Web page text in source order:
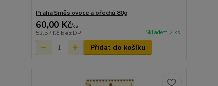
Praha Směs ovoce a ořechů 80g
60,00 Kč/ks
53,57 Kč bez DPH Skladem 2 ks
Přidat do košíku